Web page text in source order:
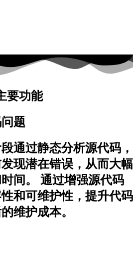
要功能
题
通过静态分析源代码，
现潜在错误，从而大幅
间。 通过增强源代码
和可维护性，提升代码
维护成本。